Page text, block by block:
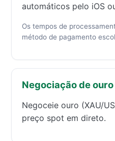
automáticos pelo iOS
Os tempos de
método de pagamento
Negociação de ouro
Negoceie ouro (XAU/
preço spot em direto.